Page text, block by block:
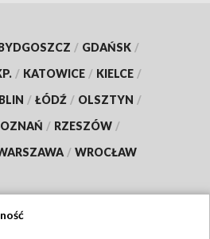
/ GDAŃSK /
/ KATOWICE / KIELCE /
/ ŁÓDŹ / OLSZTYN /
/ RZESZÓW /
/ WROCŁAW